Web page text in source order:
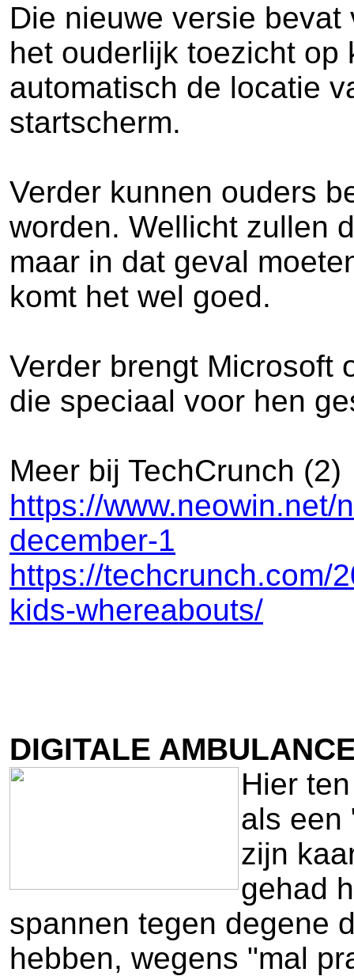
Die nieuwe versie
het ouderlijk toezicht op
automatisch de locatie
startscherm.
Verder kunnen ouders
worden. Wellicht zullen
maar in dat geval
komt het wel goed.
Verder brengt Microsoft
die speciaal voor hen
Meer bij TechCrunch (2)
https://
december-1
https://techcrunch.com/
kids-whereabouts/
DIGITALE
Hier
als een
zijn
gehad
spannen tegen degene
hebben, wegens "mal